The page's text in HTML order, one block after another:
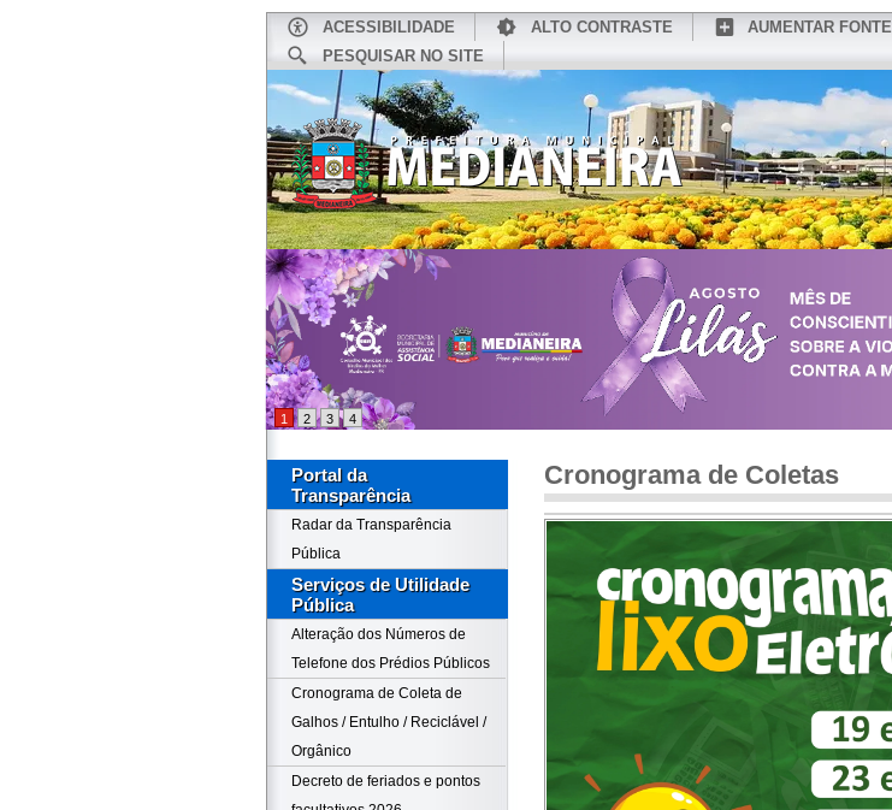
ACESSIBILIDADE ALTO CONTRASTE AUMENTAR FONTE
PESQUISAR NO SITE
CONHEÇA MEDIANEIRA
1 2 3 4
Portal da
Transparência
Radar da Transparência
Pública
Serviços de Utilidade
Pública
Alteração dos Números de
Telefone dos Prédios Públicos
Cronograma de Coleta de
Galhos / Entulho / Reciclável /
Orgânico
Decreto de feriados e pontos
Cronograma de Coletas